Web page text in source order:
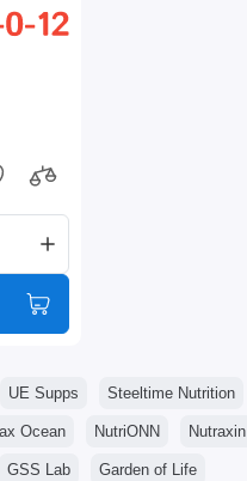
UE Supps Steeltime Nutrition
Ocean NutriONN Nutraxin
GSS Lab Garden of Life